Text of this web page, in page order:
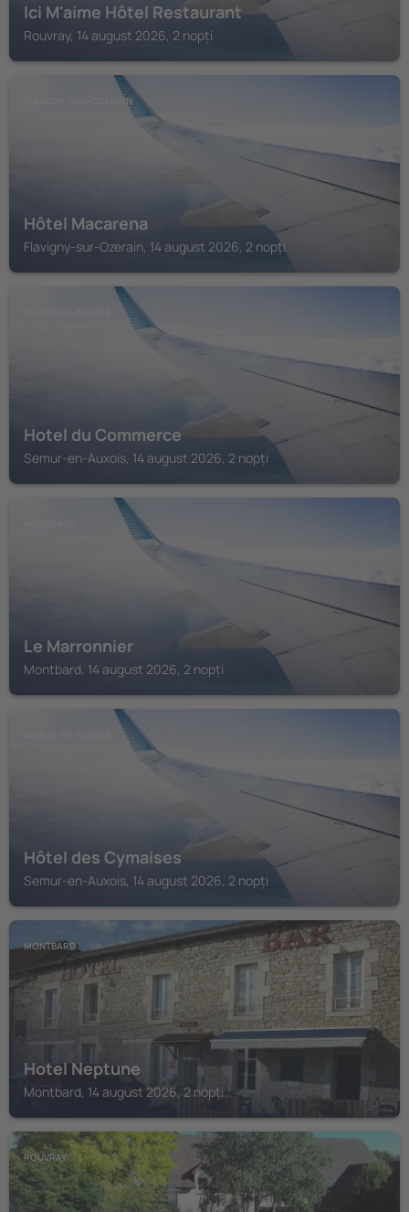
Ici M'aime Hôtel Restaurant
Rouvray, 14 august 2026, 2 nopți
FLAVIGNY-SUR-OZERAIN
Hôtel Macarena
Flavigny-sur-Ozerain, 14 august 2026, 2 nopți
Hotel du Commerce
Semur-en-Auxois, 14 august 2026, 2 nopți
Le Marronnier
Montbard, 14 august 2026, 2 nopți
Hôtel des Cymaises
Semur-en-Auxois, 14 august 2026, 2 nopți
MONTBARD
Hotel Neptune
Montbard, 14 august 2026, 2 nopți
ROUVRAY